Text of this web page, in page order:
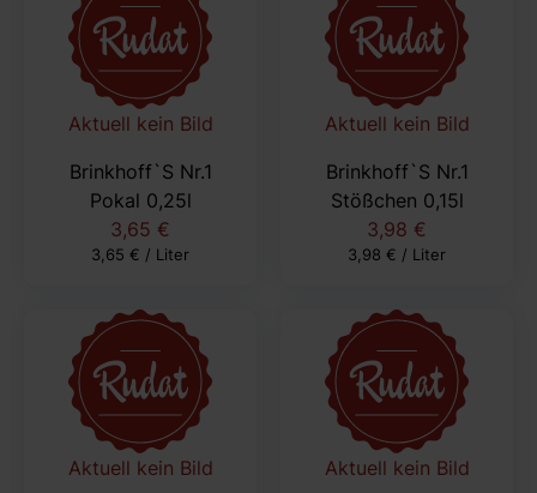
Aktuell kein Bild
Brinkhoff`S Nr.1
Pokal 0,25l
3,65 €
3,65 € / Liter
Aktuell kein Bild
Brinkhoff`S Nr.1
Stößchen 0,15l
3,98 €
3,98 € / Liter
Aktuell kein Bild
Aktuell kein Bild